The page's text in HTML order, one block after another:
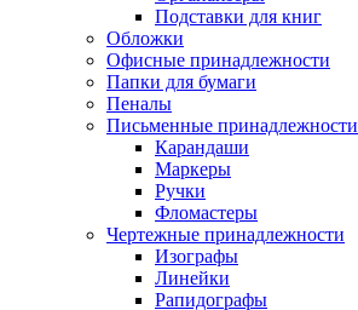
Подставки для книг
Обложки
Офисные принадлежности
Папки для бумаги
Пеналы
Письменные принадлежности
Карандаши
Маркеры
Ручки
Фломастеры
Чертежные принадлежности
Изографы
Линейки
Рапидографы